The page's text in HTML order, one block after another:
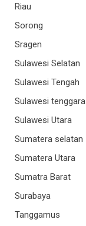
Riau
Sorong
Sragen
Sulawesi Selatan
Sulawesi Tengah
Sulawesi tenggara
Sulawesi Utara
Sumatera selatan
Sumatera Utara
Sumatra Barat
Surabaya
Tanggamus